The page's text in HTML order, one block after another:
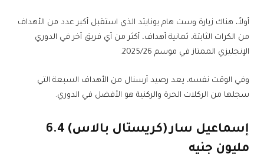
أولاً، هناك زيارة وست هام يونايتد الذي استقبل أكبر عدد من الأهداف
من الكرات الثابتة، ثمانية أهداف، أكثر من أي فريق آخر في الدوري
الإنجليزي الممتاز في موسم 2025/26.
وفي الوقت نفسه، يعد رصيد أرسنال من الأهداف السبعة التي
سجلها من الركلات الحرة والركنية هو الأفضل في الدوري.
إسماعيل سار (كريستال بالاس) 6.4
مليون جنيه